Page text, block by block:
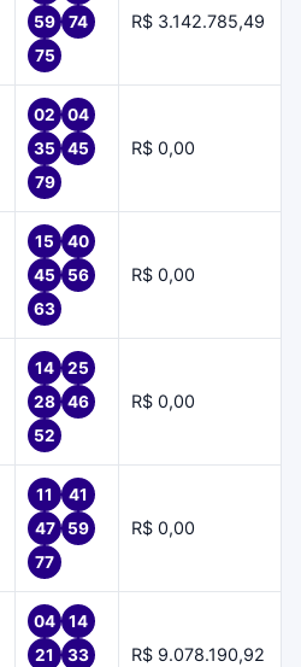
59
74
75
R$ 3.142.785,49
02
04
35
45
79
R$ 0,00
15
40
45
56
63
R$ 0,00
14
25
28
46
52
R$ 0,00
11
41
47
59
77
R$ 0,00
04
14
21
33
R$ 9.078.190,92